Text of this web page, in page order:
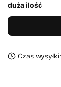
duża ilość
Czas wysyłki: